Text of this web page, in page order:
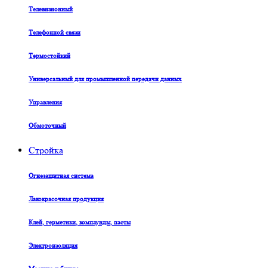
Телевизионный
Телефонной связи
Термостойкий
Универсальный для промышленной передачи данных
Управления
Обмоточный
Стройка
Огнезащитная система
Лакокрасочная продукция
Клей, герметики, компаунды, пасты
Электроизоляция